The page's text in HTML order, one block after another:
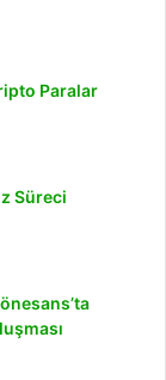
Paralar
Süreci